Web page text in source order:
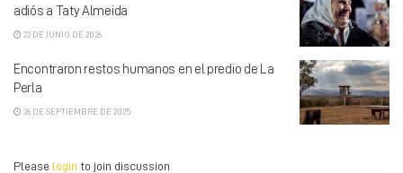
adiós a Taty Almeida
22 DE JUNIO DE 2026
Encontraron restos humanos en el predio de La
Perla
26 DE SEPTIEMBRE DE 2025
Please login to join discussion